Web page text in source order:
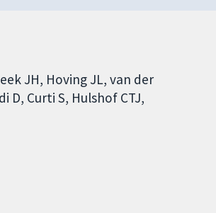
JH Hoving JL van der
D Curti S Hulshof CTJ